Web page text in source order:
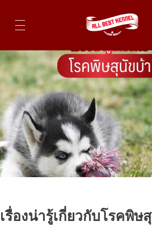
ไซบีเรียนฮัสกี้ ฟาร์มไซบีเรียนที่ดีที่สุดในไทย ติดต่อสอบถาม 0819119104
เรื่องน่ารู้เกี่ยวกับโรคพิษ